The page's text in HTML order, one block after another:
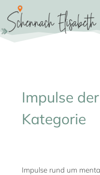
Impulse
Kategorie
Impulse rund um